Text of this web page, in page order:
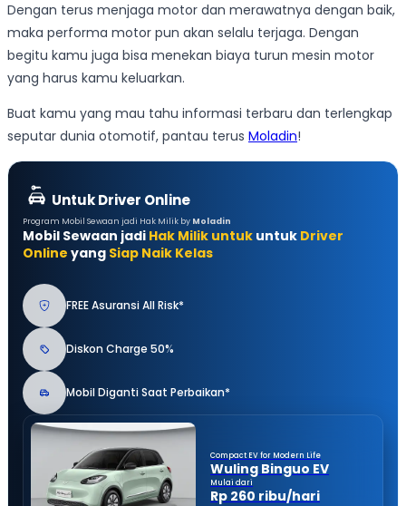
Dengan terus menjaga motor dan merawatnya dengan baik,
maka performa motor pun akan selalu terjaga. Dengan
begitu kamu juga bisa menekan biaya turun mesin motor
yang harus kamu keluarkan.
Buat kamu yang mau tahu informasi terbaru dan terlengkap
seputar dunia otomotif, pantau terus Moladin!
Untuk Driver Online
Program Mobil Sewaan jadi Hak Milik by Moladin
Mobil Sewaan jadi Hak Milik untuk untuk Driver
Online yang Siap Naik Kelas
FREE Asuransi All Risk*
Diskon Charge 50%
Mobil Diganti Saat Perbaikan*
Compact EV for Modern Life
Wuling Binguo EV
Mulai dari
Rp 260 ribu/hari